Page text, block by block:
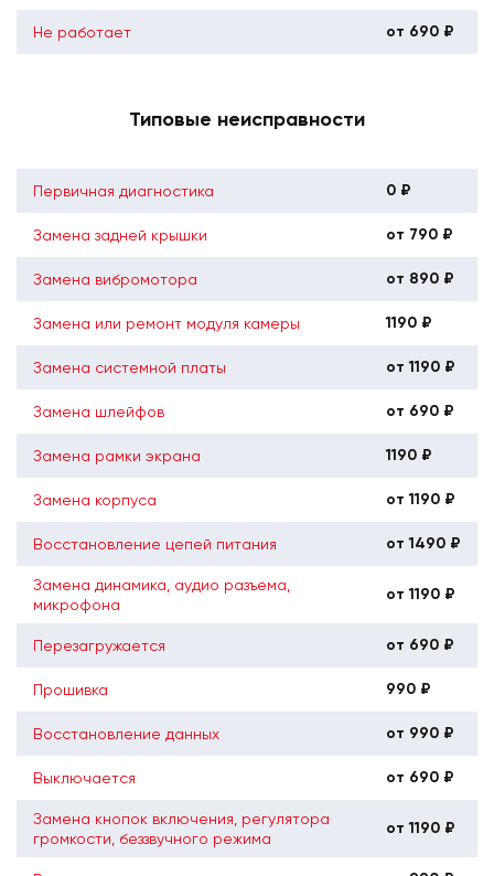
Не работает от 690 ₽
Типовые неисправности
Первичная диагностика 0 ₽
Замена задней крышки от 790 ₽
Замена вибромотора от 890 ₽
Замена или ремонт модуля камеры 1190 ₽
Замена системной платы от 1190 ₽
Замена шлейфов от 690 ₽
Замена рамки экрана 1190 ₽
Замена корпуса от 1190 ₽
Восстановление цепей питания от 1490 ₽
Замена динамика, аудио разъема,
микрофона
от 1190 ₽
Перезагружается от 690 ₽
Прошивка 990 ₽
Восстановление данных от 990 ₽
Выключается от 690 ₽
Замена кнопок включения, регулятора
громкости, беззвучного режима
от 1190 ₽